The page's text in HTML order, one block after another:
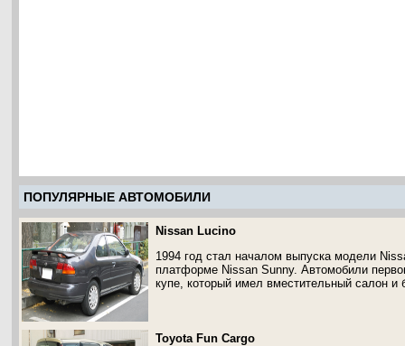
ПОПУЛЯРНЫЕ АВТОМОБИЛИ
Nissan Lucino
1994 год стал началом выпуска модели
платформе Nissan Sunny. Автомобили
купе, который имел вместительный салон и
Toyota Fun Cargo